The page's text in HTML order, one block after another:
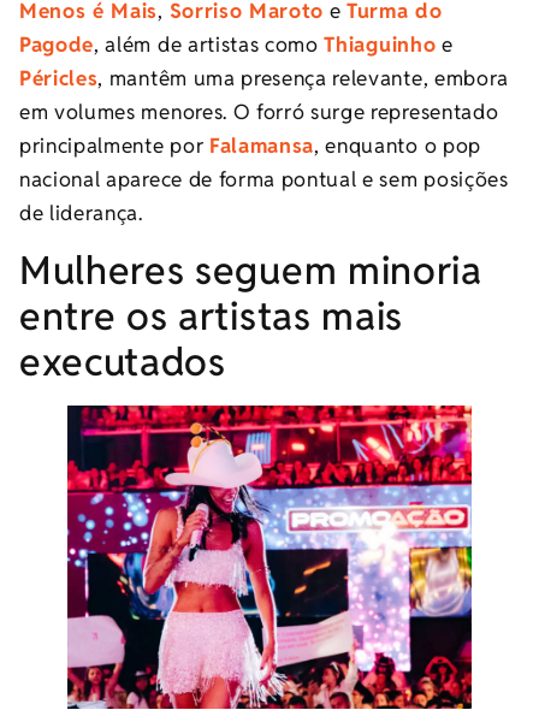
Menos é Mais, Sorriso Maroto eTurma do
Pagode, além de artistas comoThiaguinho e
Péricles, mantêm uma presença relevante, embora
em volumes menores. O forró surge representado
principalmente por Falamansa, enquanto o pop
nacional aparece de forma pontual e sem posições
de liderança.
Mulheres seguem minoria
entre os artistas mais
executados